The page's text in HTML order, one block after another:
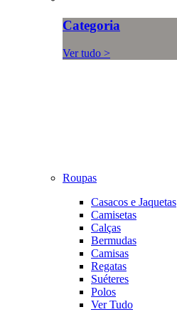
Categoria
Ver tudo >
Roupas
Casacos e Jaquetas
Camisetas
Calças
Bermudas
Camisas
Regatas
Suéteres
Polos
Ver Tudo